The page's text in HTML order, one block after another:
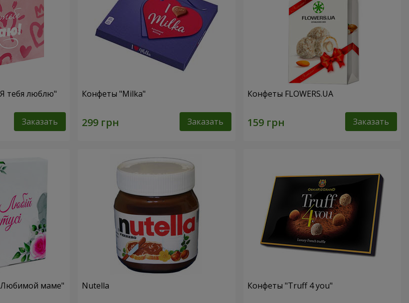
тебя люблю"
Заказать
Конфеты "Milka"
Заказать
Конфеты FLOWERS.UA
Заказать
маме" Nutella Конфеты "Truff 4 you"